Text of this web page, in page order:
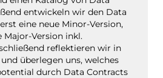
entwickeln wir den Data
eine neue Minor-Version,
Major-Version inkl.
reflektieren wir in
überlegen uns, welches
durch Data Contracts